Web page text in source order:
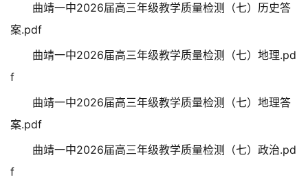
曲靖一中2026届高三年级教学质量检测（七）历史答
案.pdf
曲靖一中2026届高三年级教学质量检测（七）地理.pd
f
曲靖一中2026届高三年级教学质量检测（七）地理答
案.pdf
曲靖一中2026届高三年级教学质量检测（七）政治.pd
f